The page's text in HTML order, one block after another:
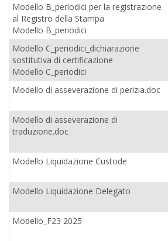
Modello B_periodici per la registrazione
al Registro della Stampa
Modello B_periodici
Modello C_periodici_dichiarazione
sostitutiva di certificazione
Modello C_periodici
Modello di asseverazione di perizia.doc
Modello di asseverazione di
traduzione.doc
Modello Liquidazione Custode
Modello Liquidazione Delegato
Modello_F23 2025